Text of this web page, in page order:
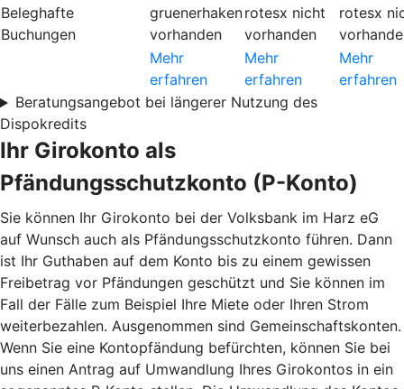
Beleghafte
Buchungen
gruenerhaken
vorhanden
rotesx nicht
vorhanden
rotesx
Mehr
erfahren
Mehr
erfahren
Mehr
erfahren
Beratungsangebot bei längerer Nutzung des
Dispokredits
Ihr Girokonto als
Pfändungsschutzkonto (P-Konto)
Sie können Ihr Girokonto bei der Volksbank im Harz eG
auf Wunsch auch als Pfändungsschutzkonto führen. Dann
ist Ihr Guthaben auf dem Konto bis zu einem gewissen
Freibetrag vor Pfändungen geschützt und Sie können im
Fall der Fälle zum Beispiel Ihre Miete oder Ihren Strom
weiterbezahlen. Ausgenommen sind Gemeinschaftskonten.
Wenn Sie eine Kontopfändung befürchten, können Sie bei
uns einen Antrag auf Umwandlung Ihres Girokontos in ein